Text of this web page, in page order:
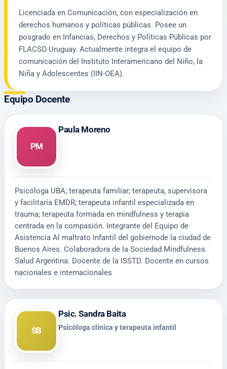
Licenciada en Comunicación, con especialización en
derechos humanos y políticas públicas. Posee un
posgrado en Infancias, Derechos y Políticas Públicas por
FLACSO Uruguay. Actualmente integra el equipo de
comunicación del Instituto Interamericano del Niño, la
Niña y Adolescentes (IIN-OEA).
Equipo Docente
PM
Paula Moreno
Psicóloga UBA; terapeuta familiar; terapeuta, supervisora
y facilitaría EMDR; terapeuta infantil especializada en
trauma; terapeuta formada en mindfulness y terapia
centrada en la compasión. Integrante del Equipo de
Asistencia Al maltrato Infantil del gobiernode la ciudad de
Buenos Aires. Colaboradora de la Sociedad Mindfulness
Salud Argentina. Docente de la ISSTD. Docente en cursos
nacionales e internacionales
SB
Psic. Sandra Baita
Psicóloga clínica y terapeuta infantil